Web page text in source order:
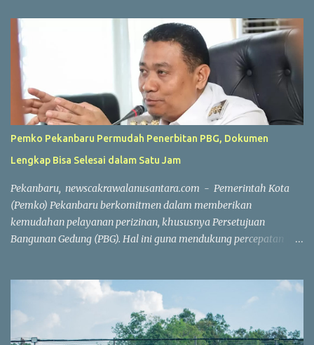
Pemko Pekanbaru Permudah Penerbitan PBG, Dokumen
Lengkap Bisa Selesai dalam Satu Jam
Pekanbaru, newscakrawalanusantara.com - Pemerintah Kota
(Pemko) Pekanbaru berkomitmen dalam memberikan
kemudahan pelayanan perizinan, khususnya Persetujuan
Bangunan Gedung (PBG). Hal ini guna mendukung percepatan
penerbitan PBG dilakukan secara daring saat ini. Penerbitan PBG
dapat diselesaikan dengan sangat cepat apabila seluruh
persyaratan telah dipenuhi. "Hari ini, jika seluruh persyaratan
sudah lengkap, penerbitan PBG bisa selesai dalam waktu sekitar